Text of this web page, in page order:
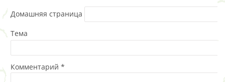
Домашняя страница
Тема
Комментарий *